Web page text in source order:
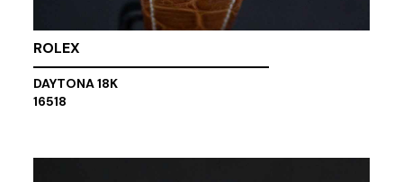
ROLEX
DAYTONA 18K
16518